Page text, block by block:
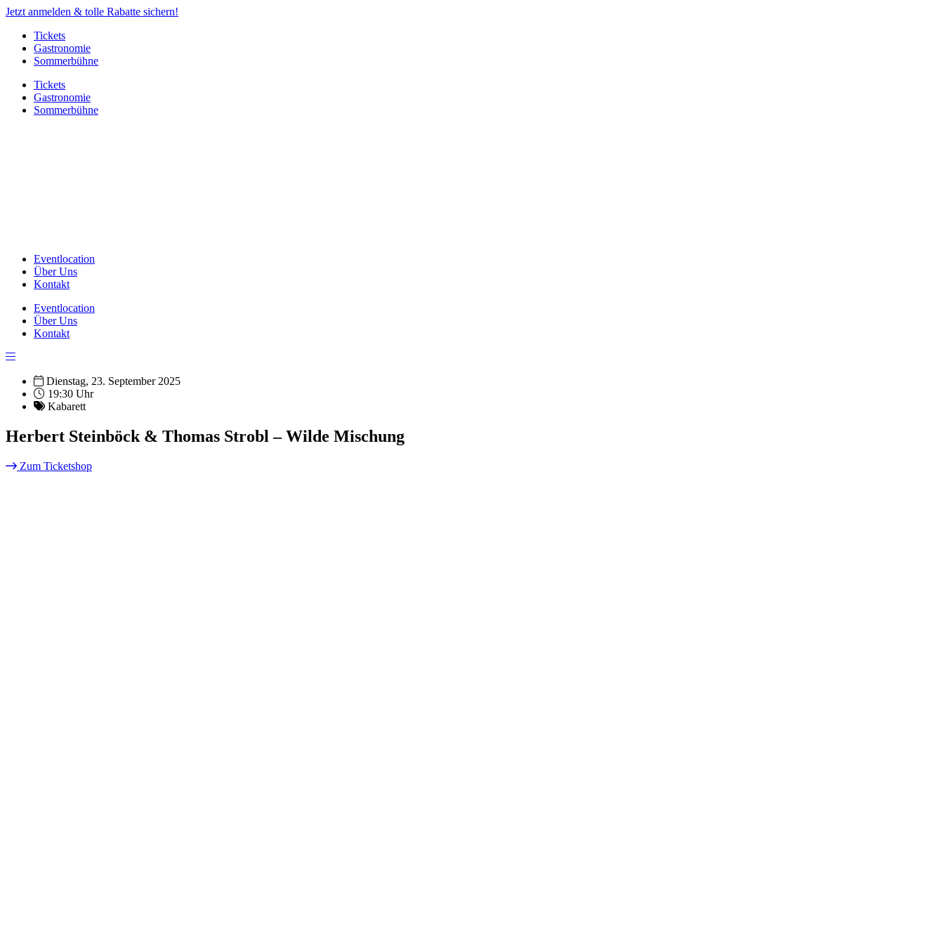
Jetzt anmelden & tolle Rabatte sichern!
Tickets
Gastronomie
Sommerbühne
Tickets
Gastronomie
Sommerbühne
Eventlocation
Über Uns
Kontakt
Eventlocation
Über Uns
Kontakt
Dienstag, 23. September 2025
19:30 Uhr
Kabarett
Herbert Steinböck & Thomas Strobl – Wilde Mischung
Zum Ticketshop